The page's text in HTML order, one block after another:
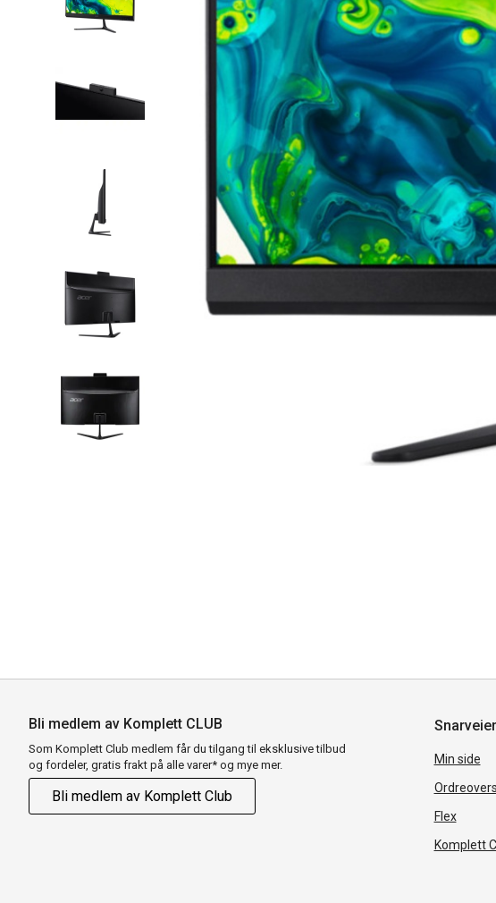
Bli medlem av Komplett CLUB
Som Komplett Club medlem får du tilgang til eksklusive tilbud
og fordeler, gratis frakt på alle varer* og mye mer.
Bli medlem av Komplett Club
Snarveier
Min side
Flex
Komplett